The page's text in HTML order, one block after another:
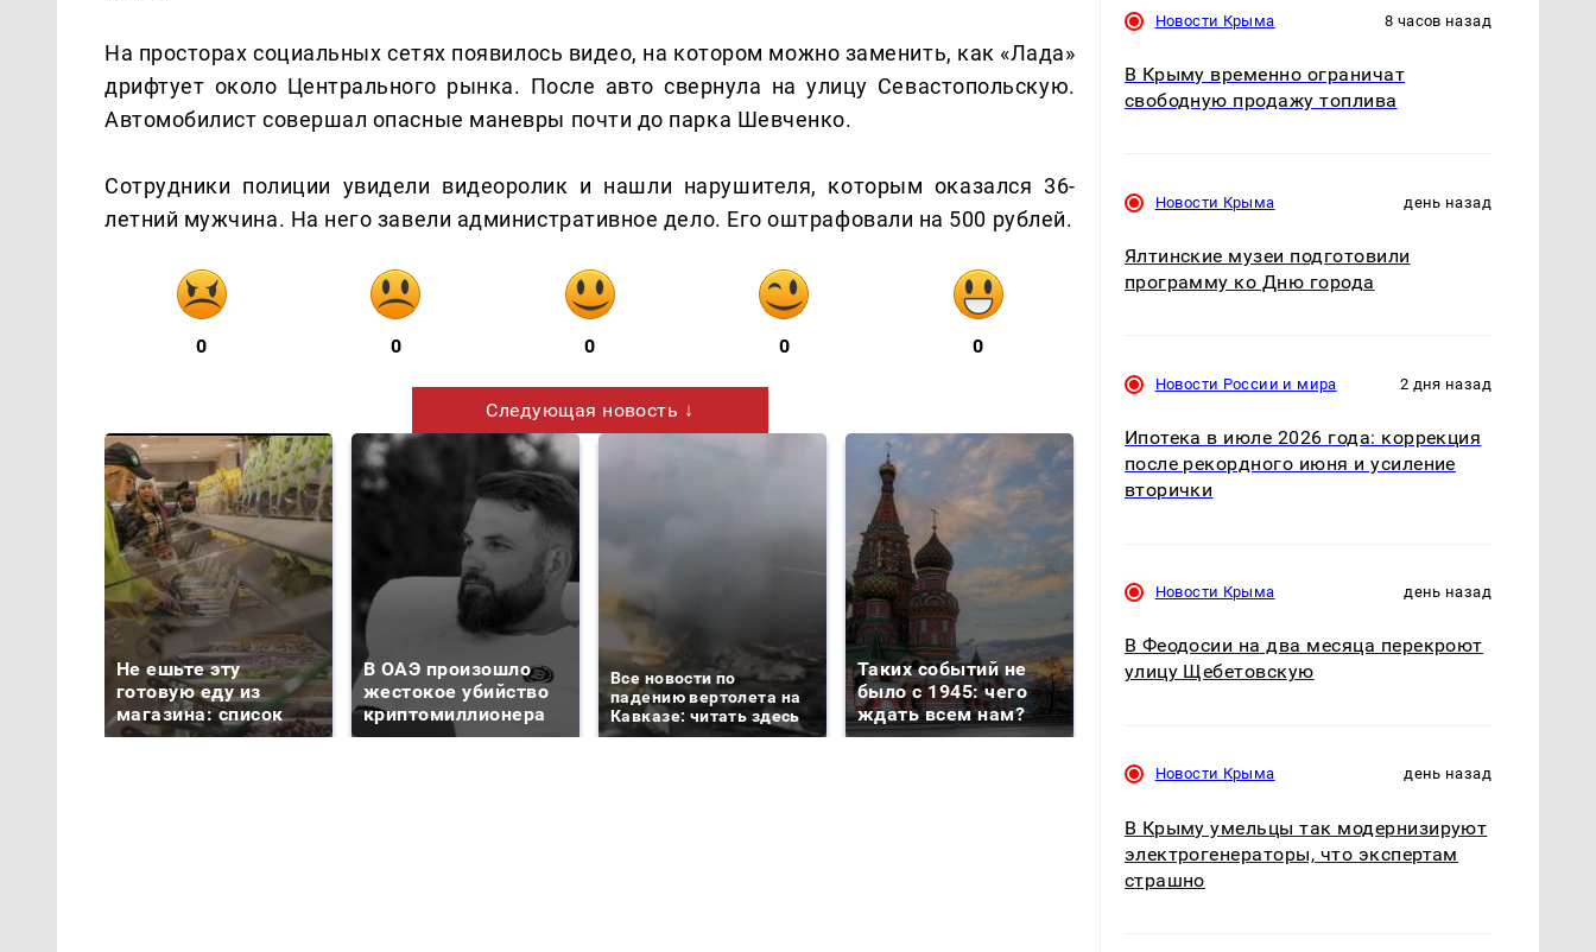
На просторах социальных сетях появилось видео, на котором можно заменить, как «Лада»
дрифтует около Центрального рынка. После авто свернула на улицу Севастопольскую.
Автомобилист совершал опасные маневры почти до парка Шевченко.
Сотрудники полиции увидели видеоролик и нашли нарушителя, которым оказался 36-
летний мужчина. На него завели административное дело. Его оштрафовали на 500 рублей.
0 0 0 0 0
Следующая новость ↓
Не ешьте эту
готовую еду из
магазина: список
В ОАЭ произошло
жестокое убийство
криптомиллионера
Все новости по
падению вертолета на
Кавказе: читать здесь
Таких событий не
было с 1945: чего
ждать всем нам?
В магазинах России
СМИ: В Химках на
Новости Крыма 8 часов назад
В Крыму временно ограничат
свободную продажу топлива
Новости Крыма день назад
Ялтинские музеи подготовили
программу ко Дню города
Новости России и мира 2 дня назад
Ипотека в июле 2026 года: коррекция
после рекордного июня и усиление
вторички
Новости Крыма день назад
В Феодосии на два месяца перекроют
улицу Щебетовскую
Новости Крыма день назад
В Крыму умельцы так модернизируют
электрогенераторы, что экспертам
страшно